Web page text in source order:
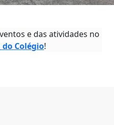
e das atividades no
Colégio!